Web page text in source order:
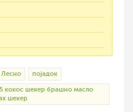
Лесно појадок
кокос шекер брашно масло
шекер